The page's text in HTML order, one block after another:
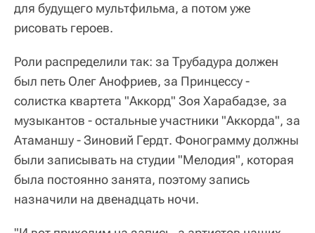
для будущего мультфильма, а потом уже
рисовать героев.
Роли распределили так: за Трубадура должен
был петь Олег Анофриев, за Принцессу -
солистка квартета "Аккорд" Зоя Харабадзе, за
музыкантов - остальные участники "Аккорда", за
Атаманшу - Зиновий Гердт. Фонограмму должны
были записывать на студии "Мелодия", которая
была постоянно занята, поэтому запись
назначили на двенадцать ночи.